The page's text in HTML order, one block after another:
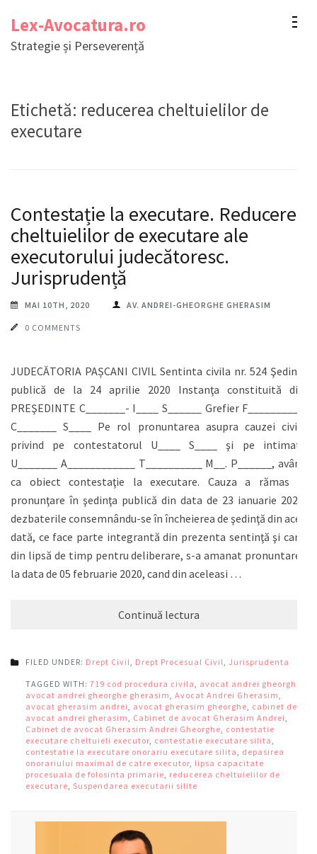
conținut
Lex-Avocatura.ro
Strategie și Perseverență
Etichetă: reducerea cheltuielilor de
executare
Contestație la executare. Reducerea
cheltuielilor de executare ale
executorului judecătoresc.
Jurisprudență
MAI 10TH, 2020 AV. ANDREI-GHEORGHE GHERASIM
0 COMMENTS
JUDECĂTORIA PAȘCANI CIVIL Sentinta civila nr. 524 Şedinţa
publică de la 24 aprilie 2020 Instanţa constituită din:
PREŞEDINTE C_______- I____ S______ Grefier F_________ -
C_______ S____ Pe rol pronuntarea asupra cauzei civile
privind pe contestatorul U____ S____ şi pe intimata
U_______ A____________ T__________ M__. P______, având
ca obiect contestaţie la executare. Cauza a rămas în
pronunţare în şedinţa publică din data de 23 ianuarie 2020,
dezbaterile consemnându-se în încheierea de şedinţă din acea
dată, ce face parte integrantă din prezenta sentinţă şi cand
din lipsă de timp pentru deliberare, s-a amanat pronuntarea
la data de 05 februarie 2020, cand din aceleasi …
Continuă lectura
FILED UNDER: Drept Civil, Drept Procesual Civil, Jurisprudenta
TAGGED WITH: 719 cod procedura civila, avocat andrei gheorghe
avocat andrei gheorghe gherasim, Avocat Andrei Gherasim,
avocat gherasim andrei, avocat gherasim gheorghe, cabinet de
avocat andrei gherasim, Cabinet de avocat Gherasim Andrei,
Cabinet de avocat Gherasim Andrei Gheorghe, contestatie
executare cheltuieli executor, contestatie executare silita,
contestatie la executare onorariu executare silita, depasirea
onorariului maximal de catre executor, lipsa capacitate
procesuala de folosinta primarie, reducerea cheltuielilor de
executare, Suspendarea executarii silite